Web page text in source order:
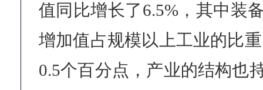
值同比增长了6.5%，其中装
增加值占规模以上工业的比
0.5个百分点，产业的结构也